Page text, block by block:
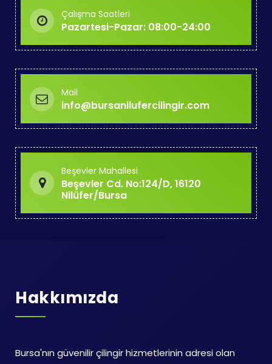
Çalışma Saatleri
Pazartesi-Pazar: 08:00-24:00
Mail
info@bursanilufercilingir.com
Beşevler Mahallesi
Beşevler Cd. No:124/D, 16120
Nilüfer/Bursa
Hakkımızda
Bursa'nın güvenilir çilingir hizmetlerinin adresi olan